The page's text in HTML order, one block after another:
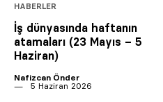
HABERLER
İş dünyasında haftanın
atamaları (23 Mayıs – 5
Haziran)
Nafizcan Önder
5 Haziran 2026